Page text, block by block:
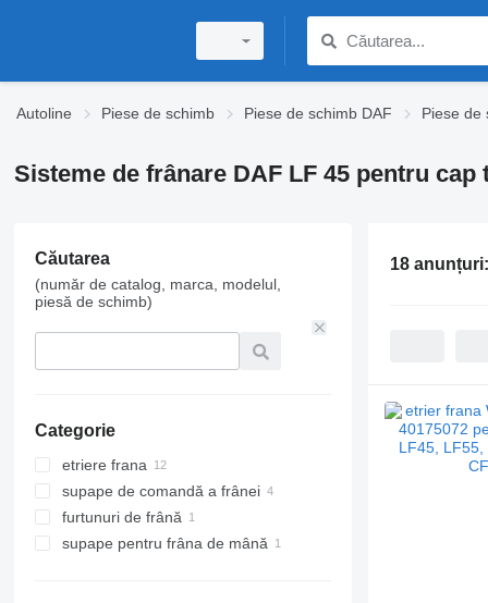
Autoline Piese de schimb Piese de schimb DAF Piese de
Sisteme de frânare DAF LF 45 pentru cap
Căutarea
(număr de catalog, marca, modelul,
piesă de schimb)
Categorie
etriere frana
supape de comandă a frânei
furtunuri de frână
supape pentru frâna de mână
18 anunțuri: